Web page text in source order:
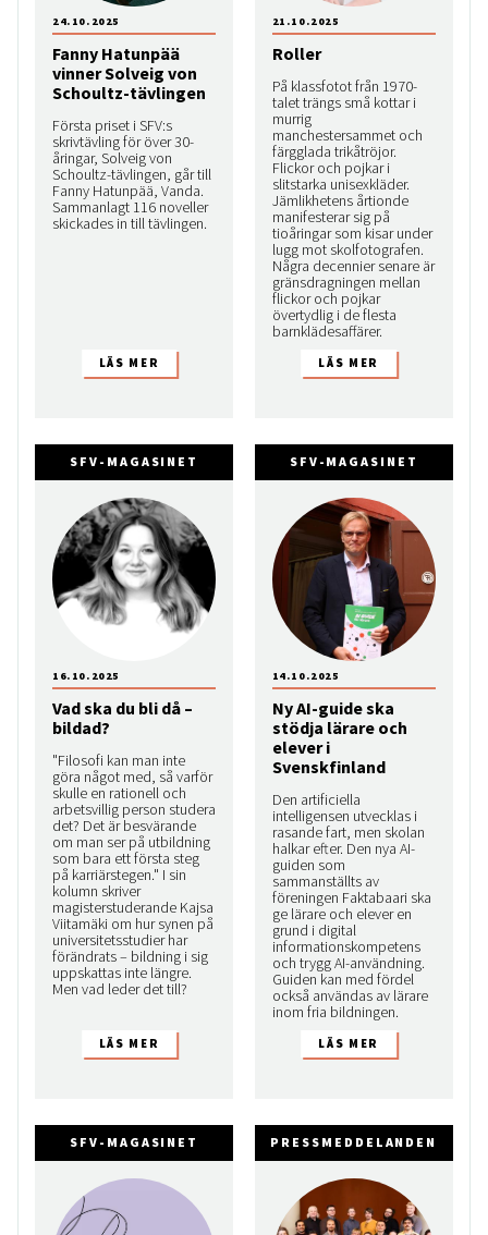
Fanny Hatunpää
vinner Solveig von
Schoultz-tävlingen
Första priset i SFV:s
skrivtävling för över 30-
åringar, Solveig von
Schoultz-tävlingen, går till
Fanny Hatunpää, Vanda.
Sammanlagt 116 noveller
skickades in till tävlingen.
24.10.2025
Roller
På klassfotot från 1970-
talet trängs små kottar i
murrig
manchestersammet och
färgglada trikåtröjor.
Flickor och pojkar i
slitstarka unisexkläder.
Jämlikhetens årtionde
manifesterar sig på
tioåringar som kisar under
lugg mot skolfotografen.
Några decennier senare är
gränsdragningen mellan
flickor och pojkar
övertydlig i de flesta
barnklädesaffärer.
21.10.2025
SFV-MAGASINET
Vad ska du bli då –
bildad?
"Filosofi kan man inte
göra något med, så varför
skulle en rationell och
arbetsvillig person studera
det? Det är besvärande
om man ser på utbildning
som bara ett första steg
på karriärstegen." I sin
kolumn skriver
magisterstuderande Kajsa
Viitamäki om hur synen på
universitetsstudier har
förändrats – bildning i sig
uppskattas inte längre.
Men vad leder det till?
16.10.2025
SFV-MAGASINET
Ny AI-guide ska
stödja lärare och
elever i
Svenskfinland
Den artificiella
intelligensen utvecklas i
rasande fart, men skolan
halkar efter. Den nya AI-
guiden som
sammanställts av
föreningen Faktabaari ska
ge lärare och elever en
grund i digital
informationskompetens
och trygg AI-användning.
Guiden kan med fördel
också användas av lärare
inom fria bildningen.
14.10.2025
SFV-MAGASINET PRESSMEDDELANDEN